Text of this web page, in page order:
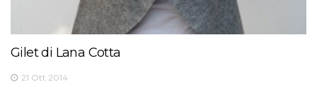
Gilet di Lana Cotta
21 Ott 2014